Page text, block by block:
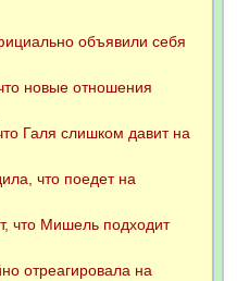
объявили себя
новые отношения
Галя слишком давит на
что поедет на
что Мишель подходит
отреагировала на